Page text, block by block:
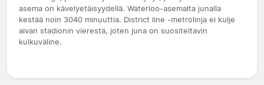
asema on kävelyetäisyydellä. Waterloo-asemalta junalla
kestää noin 3040 minuuttia. District line -metrolinja ei kulje
aivan stadionin vierestä, joten juna on suositeltavin
kulkuväline.